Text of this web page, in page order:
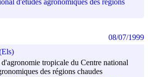
d'études agronomiques des régions
tropicale du Centre national
des régions chaudes
08/07/1999